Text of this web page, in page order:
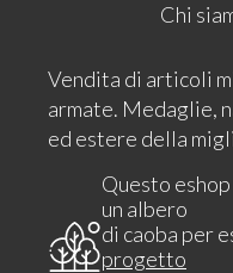
Chi
Vendita di articoli
armate. Medaglie,
ed estere della
Questo
un albero
di caoba per
progetto